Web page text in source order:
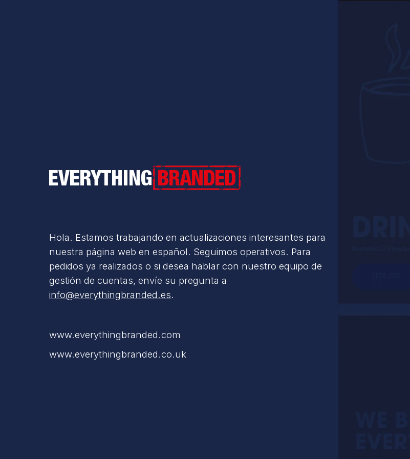
Everything Branded
Hola. Estamos trabajando en actualizaciones interesantes para
nuestra página web en español. Seguimos operativos. Para
pedidos ya realizados o si desea hablar con nuestro equipo de
gestión de cuentas, envíe su pregunta a
info@everythingbranded.es.
www.everythingbranded.com
www.everythingbranded.co.uk